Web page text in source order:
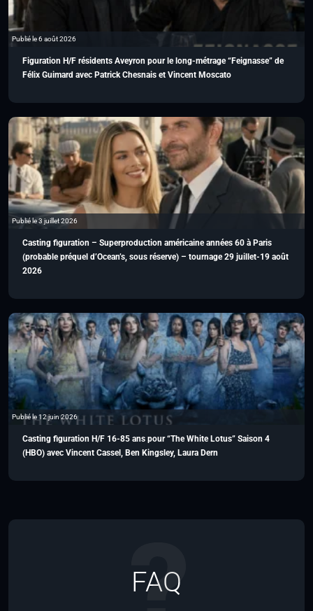
Publié le 6 août 2026
Figuration H/F résidents Aveyron pour le long-métrage “Feignasse” de
Félix Guimard avec Patrick Chesnais et Vincent Moscato
Publié le 3 juillet 2026
Casting figuration – Superproduction américaine années 60 à Paris
(probable préquel d’Ocean’s, sous réserve) – tournage 29 juillet-19 août
2026
Publié le 12 juin 2026
Casting figuration H/F 16-85 ans pour “The White Lotus” Saison 4
(HBO) avec Vincent Cassel, Ben Kingsley, Laura Dern
FAQ